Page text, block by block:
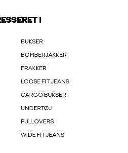
I
BUKSER
BOMBERJAKKER
FRAKKER
LOOSE FIT JEANS
CARGO BUKSER
UNDERTØJ
PULLOVERS
WIDE FIT JEANS